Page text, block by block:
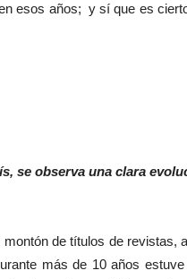
esos años; y sí que es
se observa una clara
de títulos de revistas,
más de 10 años